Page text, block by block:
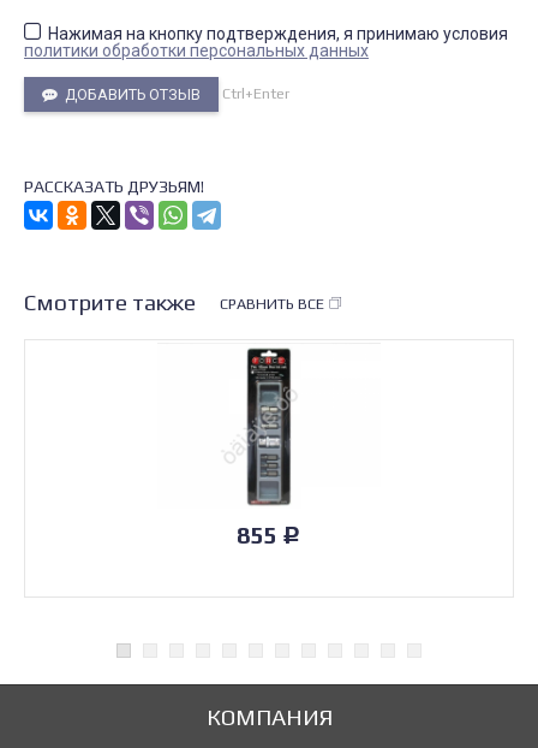
Нажимая на кнопку подтверждения, я принимаю условия
политики обработки персональных данных
ДОБАВИТЬ ОТЗЫВ Ctrl+Enter
РАССКАЗАТЬ ДРУЗЬЯМ!
Смотрите также СРАВНИТЬ ВСЕ
855 Р
КОМПАНИЯ